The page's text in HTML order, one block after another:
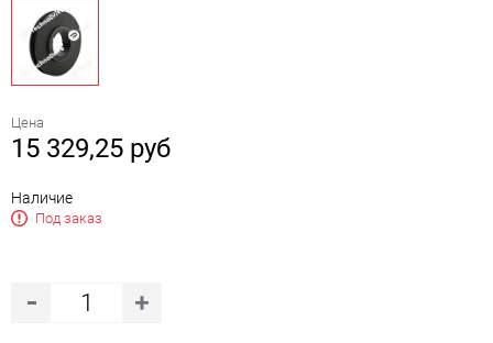
Цена
15 329,25 руб
Наличие
Под заказ